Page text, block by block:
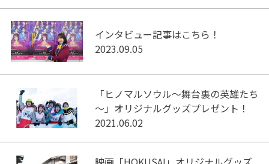
インタビュー記事はこちら！
2023.09.05
「ヒノマルソウル～舞台裏の英雄たち
～」オリジナルグッズプレゼント！
2021.06.02